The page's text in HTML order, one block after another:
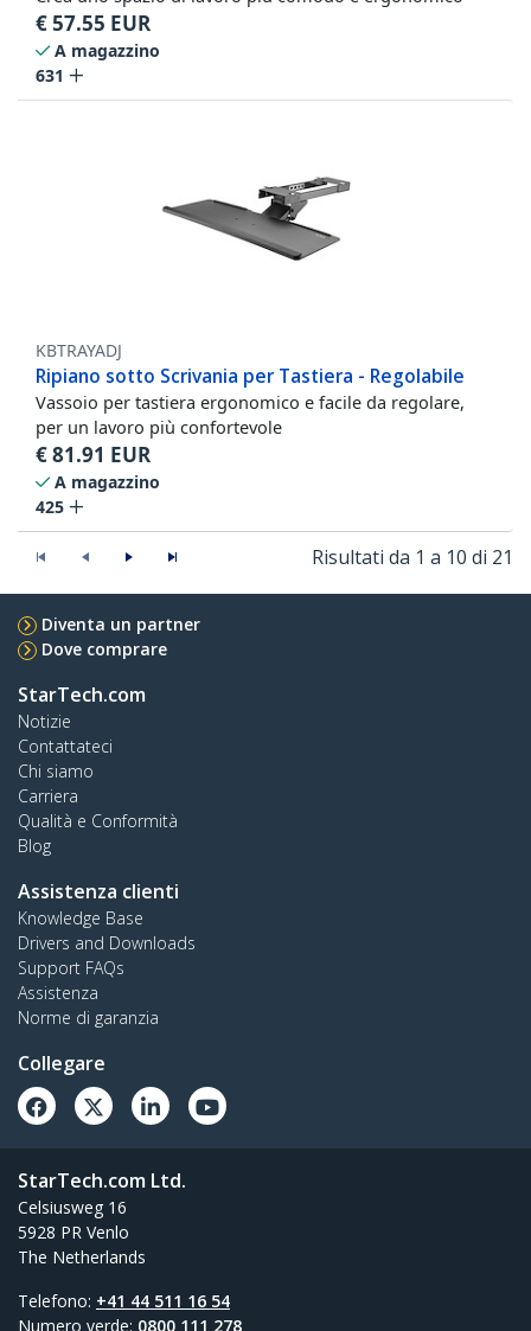
€57.55 EUR
A magazzino
631
KBTRAYADJ
Ripiano sotto Scrivania per Tastiera - Regolabile
Vassoio per tastiera ergonomico e facile da regolare,
per un lavoro più confortevole
€81.91 EUR
A magazzino
425
Risultati da 1 a 10 di 21
Diventa un partner
Dove comprare
StarTech.com
Notizie
Contattateci
Chi siamo
Carriera
Qualità e Conformità
Blog
Assistenza clienti
Knowledge Base
Drivers and Downloads
Support FAQs
Assistenza
Norme di garanzia
Collegare
StarTech.com Ltd.
Celsiusweg 16
5928 PR Venlo
The Netherlands
Telefono: +41 44 511 16 54
Numero verde: 0800 111 278